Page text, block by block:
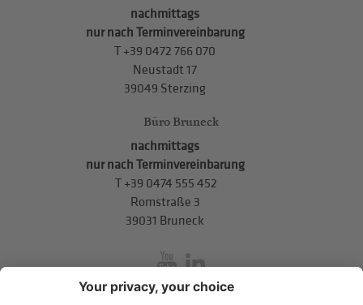
nachmittags
nur nach Terminvereinbarung
T +39 0472 766 070
Neustadt 17
39049 Sterzing
Büro Bruneck
nachmittags
nur nach Terminvereinbarung
T +39 0474 555 452
Romstraße 3
39031 Bruneck
inService